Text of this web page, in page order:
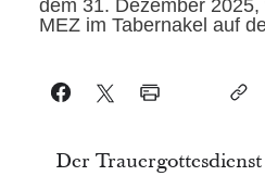
dem 31. Dezember
MEZ im Tabernakel auf
Der